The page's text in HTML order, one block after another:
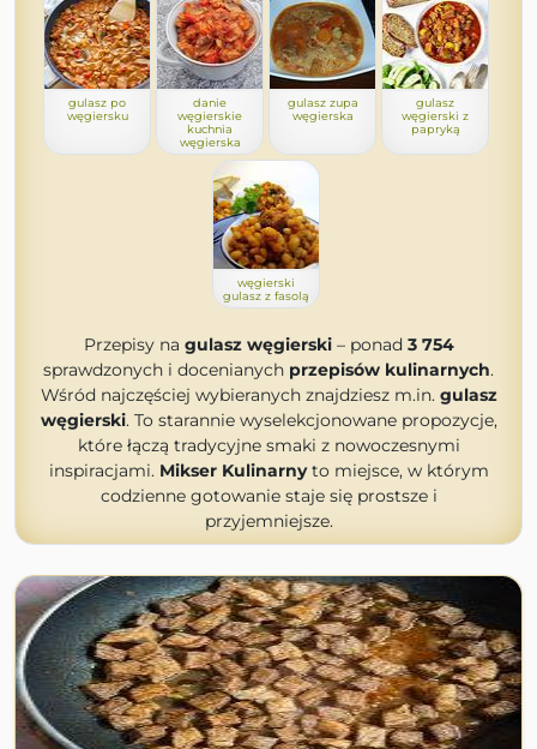
gulasz po
węgiersku
danie
węgierskie
kuchnia
węgierska
gulasz zupa
węgierska
gulasz
węgierski z
papryką
węgierski
gulasz z fasolą
Przepisy na gulasz węgierski– ponad 3 754
sprawdzonych i docenianych przepisów kulinarnych.
Wśród najczęściej wybieranych znajdziesz m.in. gulasz
węgierski. To starannie wyselekcjonowane propozycje,
które łączą tradycyjne smaki z nowoczesnymi
inspiracjami. Mikser Kulinarnyto miejsce, w którym
codzienne gotowanie staje się prostsze i
przyjemniejsze.